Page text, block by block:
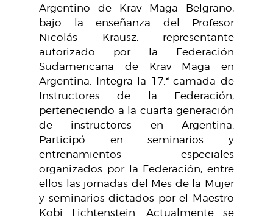
Argentino de Krav Maga Belgrano,
bajo la enseñanza del Profesor
Nicolás Krausz, representante
autorizado por la Federación
Sudamericana de Krav Maga en
Argentina. Integra la 17.ª camada de
Instructores de la Federación,
perteneciendo a la cuarta generación
de instructores en Argentina.
Participó en seminarios y
entrenamientos especiales
organizados por la Federación, entre
ellos las jornadas del Mes de la Mujer
y seminarios dictados por el Maestro
Kobi Lichtenstein. Actualmente se